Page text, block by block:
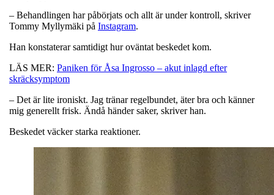
– Behandlingen har påbörjats och allt är under kontroll, skriver
Tommy Myllymäki på Instagram.
Han konstaterar samtidigt hur oväntat beskedet kom.
LÄS MER: Paniken för Åsa Ingrosso – akut inlagd efter
skräcksymptom
– Det är lite ironiskt. Jag tränar regelbundet, äter bra och känner
mig generellt frisk. Ändå händer saker, skriver han.
Beskedet väcker starka reaktioner.